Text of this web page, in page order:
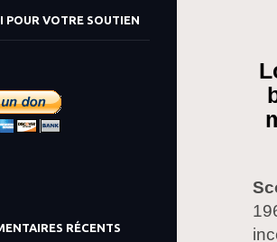
POUR VOTRE SOUTIEN
RÉCENTS